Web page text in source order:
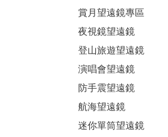
賞月望遠鏡專區
夜視鏡望遠鏡
登山旅遊望遠鏡
演唱會望遠鏡
防手震望遠鏡
航海望遠鏡
迷你單筒望遠鏡